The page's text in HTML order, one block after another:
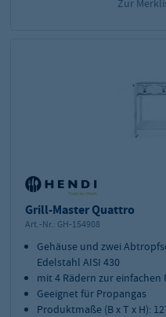
Zur
Grill-Master Quattro
Art.-Nr.: GH-154908
Gehäuse und zwei
Edelstahl AISI 430
mit 4 Rädern zur
Geeignet für Propangas
Produktmaße (B x T x H):